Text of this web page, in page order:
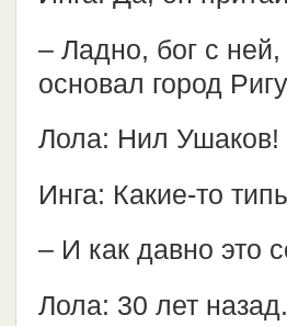
– Ладно, бог с
основал город
Лола: Нил
Инга: Какие-то
– И как давно это
Лола: 30 лет назад.